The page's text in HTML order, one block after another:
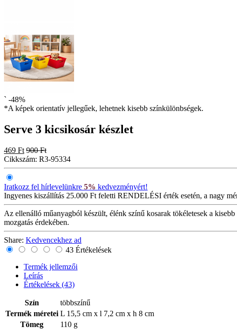
` -48%
*A képek orientatív jellegűek, lehetnek kisebb színkülönbségek.
Serve 3 kicsikosár készlet
469 Ft 900 Ft
Cikkszám: R3-95334
Iratkozz fel hírlevelünkre 5% kedvezményért!
Ingyenes kiszállítás 25.000 Ft feletti RENDELÉSI érték esetén, a nagy
Az ellenálló műanyagból készült, élénk színű kosarak tökéletesek a
mozgatás érdekében.
Share: Kedvencekhez ad
43 Értékelések
Termék jellemzői
Leírás
Értékelések (43)
Szín
többszínű
Termék méretei L 15,5 cm x l 7,2 cm x h 8 cm
Tömeg
110 g